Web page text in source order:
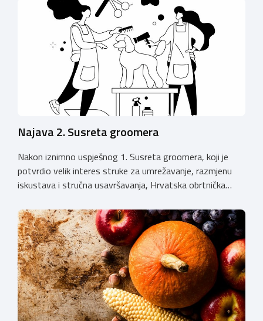
Najava 2. Susreta groomera
Nakon iznimno uspješnog 1. Susreta groomera, koji je
potvrdio velik interes struke za umrežavanje, razmjenu
iskustava i stručna usavršavanja, Hrvatska obrtnička
održati 12. rujna u Kongresnom centru na Zagrebačkom
velesajmu. Susret će i ove godine okupiti groomere,
stručnjake i zaljubljenike u njegu pasa iz cijele Hrvatske,
[…]